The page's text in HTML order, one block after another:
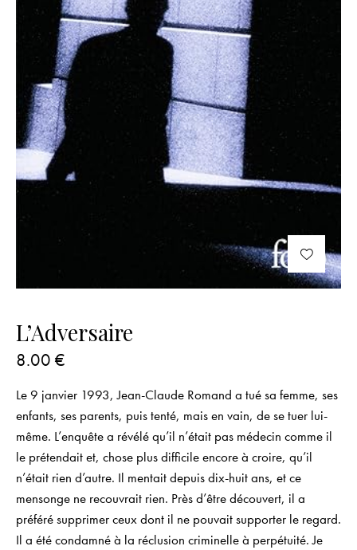
L’Adversaire
8.00 €
Le 9 janvier 1993, Jean-Claude Romand a tué sa femme, ses
enfants, ses parents, puis tenté, mais en vain, de se tuer lui-
même. L’enquête a révélé qu’il n’était pas médecin comme il
le prétendait et, chose plus difficile encore à croire, qu’il
n’était rien d’autre. Il mentait depuis dix-huit ans, et ce
mensonge ne recouvrait rien. Près d’être découvert, il a
préféré supprimer ceux dont il ne pouvait supporter le regard.
Il a été condamné à la réclusion criminelle à perpétuité. Je